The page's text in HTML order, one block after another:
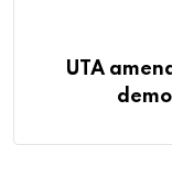
UTA